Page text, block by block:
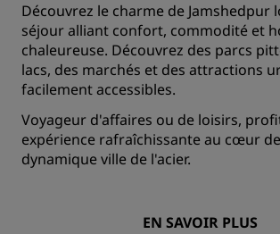
Découvrez le charme de Jamshedpur
séjour alliant confort, commodité et
chaleureuse. Découvrez des parcs
lacs, des marchés et des attractions
facilement accessibles.
Voyageur d'affaires ou de loisirs,
expérience rafraîchissante au cœur
dynamique ville de l'acier.
EN SAVOIR PLUS